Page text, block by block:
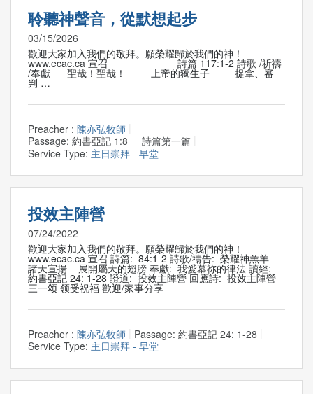
聆聽神聲音，從默想起步
03/15/2026
歡迎大家加入我們的敬拜。願榮耀歸於我們的神！
www.ecac.ca 宣召 詩篇 117:1-2 詩歌 /祈禱
/奉獻 聖哉！聖哉！ 上帝的獨生子 捉拿、審
判 …
Preacher : 陳亦弘牧師
Passage: 約書亞記 1:8 詩篇第一篇
Service Type: 主日崇拜 - 早堂
投效主陣營
07/24/2022
歡迎大家加入我們的敬拜。願榮耀歸於我們的神！
www.ecac.ca 宣召 詩篇: 84:1-2 詩歌/禱告: 榮耀神羔羊
諸天宣揚 展開屬天的翅膀 奉獻: 我愛慕祢的律法 讀經:
約書亞記 24: 1-28 證道: 投效主陣營 回應詩: 投效主陣營
三一颂 领受祝福 歡迎/家事分享
Preacher : 陳亦弘牧師 Passage: 約書亞記 24: 1-28
Service Type: 主日崇拜 - 早堂